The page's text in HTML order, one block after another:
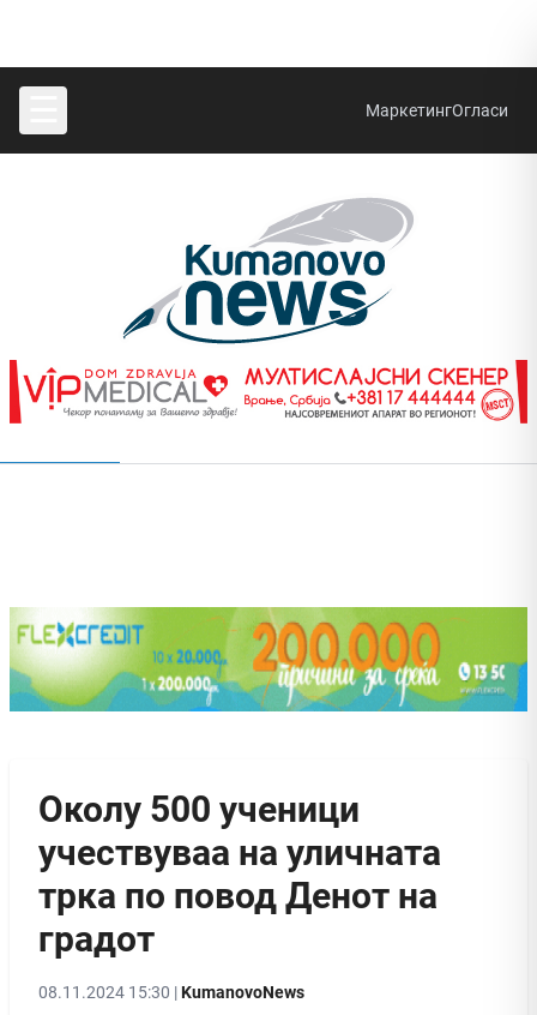
МаркетингОгласи
Околу 500 ученици
учествуваа на уличната
трка по повод Денот на
градот
08.11.2024 15:30 |KumanovoNews